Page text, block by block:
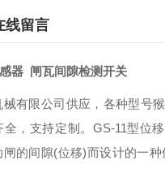
线留言
器 闸瓦间隙检测开关
有限公司供应，各种型号
，支持定制。GS-11型位
的间隙(位移)而设计的一种